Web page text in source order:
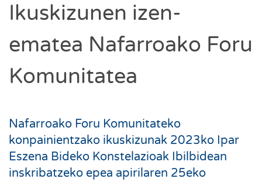
Ikuskizunen izen-
ematea Nafarroako Foru
Komunitatea
Nafarroako Foru Komunitateko
konpainientzako ikuskizunak 2023ko Ipar
Eszena Bideko Konstelazioak Ibilbidean
inskribatzeko epea apirilaren 25eko